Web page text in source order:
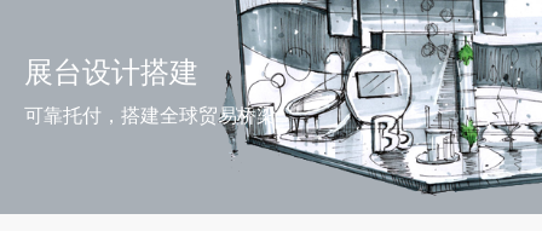
展台设计搭建
可靠托付，搭建全球贸易桥梁